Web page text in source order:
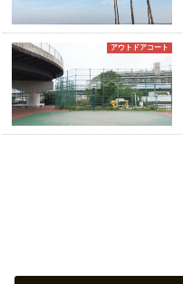
アウトドアコート